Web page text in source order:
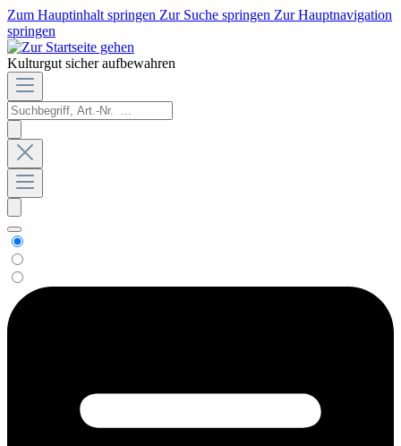
Zum Hauptinhalt springen Zur Suche springen Zur Hauptnavigation
springen
Kulturgut sicher aufbewahren